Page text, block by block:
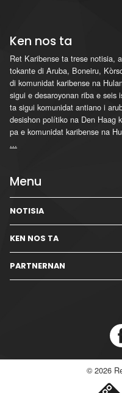
Ken nos ta
Ret Karibense ta trese notisia,
tokante di Aruba, Boneiru,
di komunidat karibense na
sigui e desaroyonan riba e seis
ta sigui komunidat antiano i
desishon polítiko na Den Haag
pa e komunidat karibense na
...
Menu
NOTISIA
KEN NOS TA
PARTNERNAN
© 2026